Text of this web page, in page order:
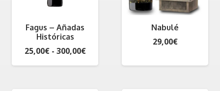
Fagus – Añadas
Históricas
25,00€ - 300,00€Rango
de
Nabulé
29,00€